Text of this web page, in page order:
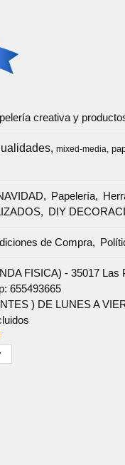
creativa y
mixed-media
Papelería
DIY
de Compra
FISICA) - 35017
655493665
) DE LUNES A